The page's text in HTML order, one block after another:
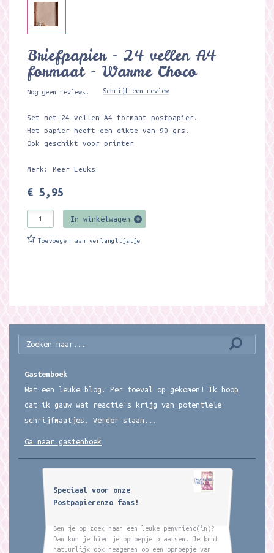
Briefpapier - 24 vellen A4
formaat - Warme Choco
Nog geen reviews. Schrijf een review
Set met 24 vellen A4 formaat postpapier.
Het papier heeft een dikte van 90 grs.
Ook geschikt voor printer
Merk: Meer Leuks
€ 5,95
In winkelwagen
Toevoegen aan verlanglijstje
Gastenboek
Wat een leuke blog. Per toeval op gekomen! Ik hoop
dat ik gauw wat reactie's krijg van potentiele
schrijfmaatjes. Verder staan...
Ga naar gastenboek
Speciaal voor onze
Postpapierenzo fans!
Ben je op zoek naar een leuke penvriend(in)?
Dan kun je hier je oproepje plaatsen. Je kunt
natuurlijk ook reageren op een oproepje van